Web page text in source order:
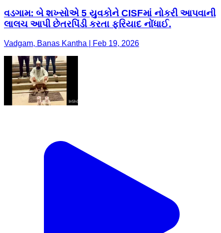
વડગામ: બે શખ્સોએ 5 યુવકોને CISFમાં નોકરી આપવાની
લાલચ આપી છેતરપિંડી કરતા ફરિયાદ નોંધાઈ.
Vadgam, Banas Kantha | Feb 19, 2026